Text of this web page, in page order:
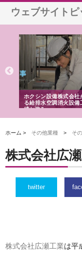
ウェブサイト
ホクシン設備株式会社
る給排水空調消火設備
績と強み
ホーム > その他業種 > そ
株式会社広
twitter
株式会社広瀬工業は平